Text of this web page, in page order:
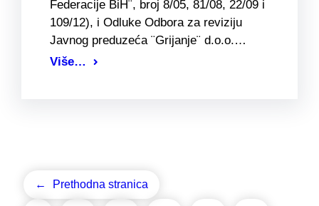
Federacije BiH¨, broj 8/05, 81/08, 22/09 i
109/12), i Odluke Odbora za reviziju
Javnog preduzeća ¨Grijanje¨ d.o.o.…
Više…
← Prethodna stranica